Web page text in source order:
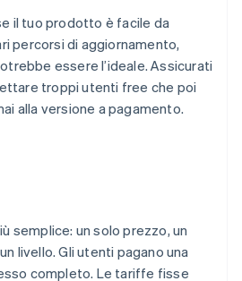
il tuo prodotto è facile da
percorsi di aggiornamento,
essere l’ideale. Assicurati
troppi utenti free che poi
alla versione a pagamento.
semplice: un solo prezzo, un
livello. Gli utenti pagano una
completo. Le tariffe fisse